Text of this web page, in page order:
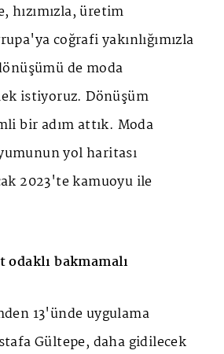
üretim
coğrafi yakınlığımızla
de moda
istiyoruz. Dönüşüm
bir adım attık. Moda
yol haritası
2023'te kamuoyu ile
bakmamalı
13'ünde uygulama
Gültepe, daha gidilecek